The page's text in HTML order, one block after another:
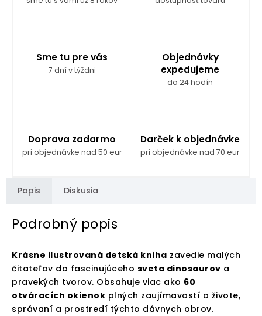
Sme tu pre vás
7 dní v týždni
Objednávky
expedujeme
do 24 hodín
Doprava zadarmo
pri objednávke nad 50 eur
Darček k objednávke
pri objednávke nad 70 eur
Popis Diskusia
Podrobný popis
Krásne ilustrovaná detská kniha zavedie malých
čitateľov do fascinujúceho sveta dinosaurov a
pravekých tvorov. Obsahuje viac ako 60
otváracích okienok plných zaujímavostí o živote,
správaní a prostredí týchto dávnych obrov.